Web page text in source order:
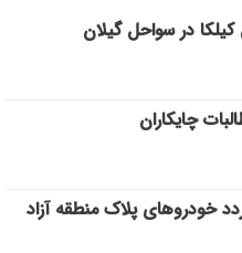
خودروهای پلاک منطقه آزاد